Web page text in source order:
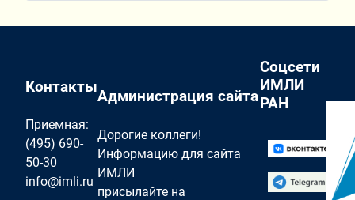
Контакты
Приемная:
(495) 690-
50-30
info@imli.ru
Администрация сайта
Дорогие коллеги!
Информацию для сайта
ИМЛИ
присылайте на
Соцсети
ИМЛИ
РАН